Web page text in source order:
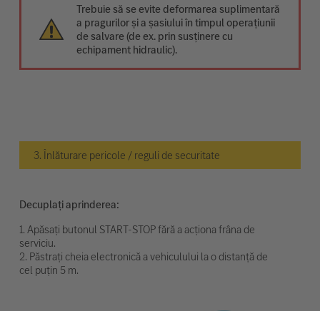
Trebuie să se evite deformarea suplimentară
a pragurilor și a șasiului în timpul operațiunii
de salvare (de ex. prin susținere cu
echipament hidraulic).
3. Înlăturare pericole / reguli de securitate
Decuplați aprinderea:
1. Apăsați butonul START-STOP fără a acționa frâna de
serviciu.
2. Păstrați cheia electronică a vehiculului la o distanță de
cel puțin 5 m.